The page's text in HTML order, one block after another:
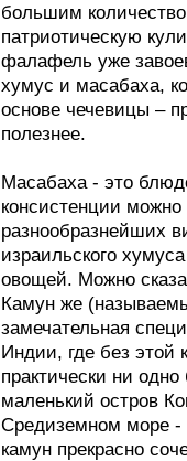
большим
патриотическую
фалафель уже
хумус и масабаха,
основе чечевицы –
полезнее.
Масабаха - это
консистенции
разнообразнейших
израильского
овощей. Можно
Камун же
замечательная
Индии, где без этой
практически ни
маленький остров
Средиземном море -
камун прекрасно